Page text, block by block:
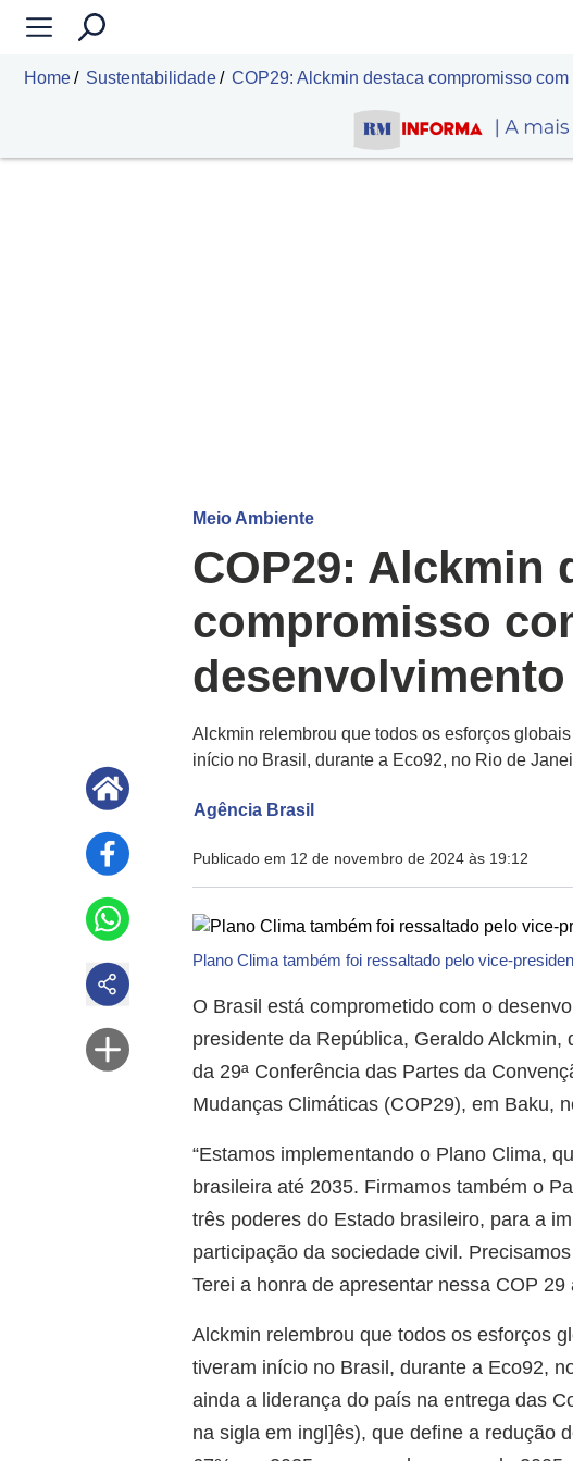
Home Sustentabilidade COP29: Alckmin destaca compromisso
Meio Ambiente
COP29: Alckmin
compromisso
Alckmin relembrou que todos os esforços
início no Brasil, durante a Eco92, no Rio de
Agência Brasil
Publicado em 12 de novembro de 2024 às 19:12
Plano Clima também foi ressaltado pelo vice-
O Brasil está comprometido com o
presidente da República, Geraldo
da 29ª Conferência das Partes da
Mudanças Climáticas (COP29), em Baku,
“Estamos implementando o Plano Clima,
brasileira até 2035. Firmamos também o
três poderes do Estado brasileiro, para a
participação da sociedade civil.
Terei a honra de apresentar nessa COP 29
Alckmin relembrou que todos os esforços
tiveram início no Brasil, durante a Eco92,
ainda a liderança do país na entrega das
na sigla em ingl]ês), que define a redução